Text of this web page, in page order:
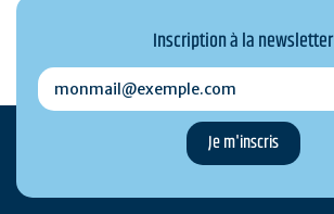
Inscription à la newsletter
monmail@exemple.com